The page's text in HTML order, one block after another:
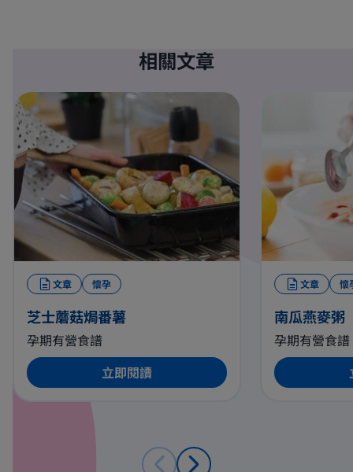
相關文章
文章 懷孕
芝士蘑菇焗番薯
孕期有營食譜
立即閱讀
文章 懷
南瓜燕麥粥
孕期有營食譜